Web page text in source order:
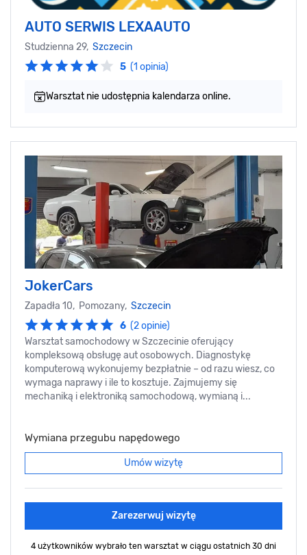
AUTO SERWIS LEXAAUTO
Studzienna 29, Szczecin
5 (1 opinia)
Warsztat nie udostępnia kalendarza online.
JokerCars
Zapadła 10, Pomozany, Szczecin
6 (2 opinie)
Warsztat samochodowy w Szczecinie oferujący
kompleksową obsługę aut osobowych. Diagnostykę
komputerową wykonujemy bezpłatnie – od razu wiesz, co
wymaga naprawy i ile to kosztuje. Zajmujemy się
mechaniką i elektroniką samochodową, wymianą i...
Wymiana przegubu napędowego
Umów wizytę
Zarezerwuj wizytę
4 użytkowników wybrało ten warsztat w ciągu ostatnich 30 dni